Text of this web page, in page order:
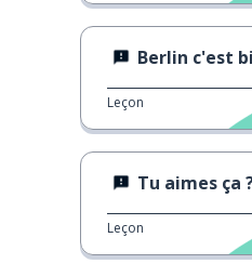
Berlin c'est
Leçon
Tu aimes ça
Leçon